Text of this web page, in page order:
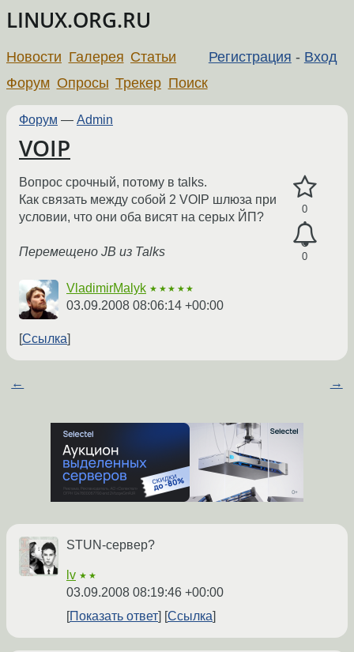
LINUX.ORG.RU
Регистрация - Вход
Новости Галерея Статьи
Форум Опросы Трекер Поиск
Форум — Admin
VOIP
0
0
Вопрос срочный, потому в talks.
Как связать между собой 2 VOIP шлюза при
условии, что они оба висят на серых ЙП?
Перемещено JB из Talks
VladimirMalyk ★★★★★
03.09.2008 08:06:14 +00:00
Ссылка
← →
STUN-сервер?
lv ★★
03.09.2008 08:19:46 +00:00
Показать ответ
Ссылка